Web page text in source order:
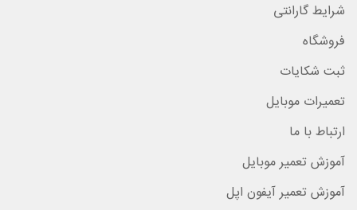
شرایط گارانتی
فروشگاه
ثبت شکایات
تعمیرات موبایل
ارتباط با ما
آموزش تعمیر موبایل
آموزش تعمیر آیفون اپل